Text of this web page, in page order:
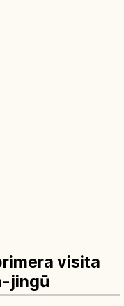
visita
jingū